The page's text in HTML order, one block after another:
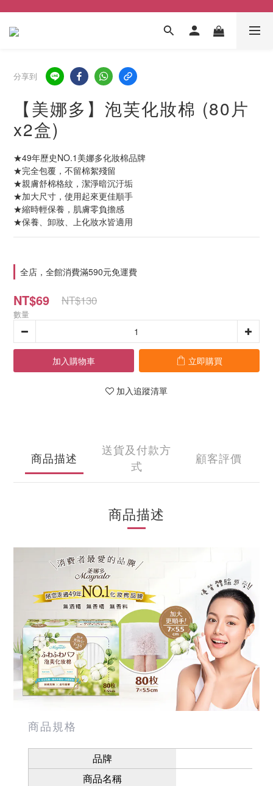
分享到
【美娜多】泡芙化妝棉 (80片
x2盒)
★49年歷史NO.1美娜多化妝棉品牌
★完全包覆，不留棉絮殘留
★親膚舒棉格紋，潔淨暗沉汙垢
★加大尺寸，使用起來更佳順手
★縮時輕保養，肌膚零負擔感
★保養、卸妝、上化妝水皆適用
全店，全館消費滿590元免運費
NT$69 NT$130
數量
加入購物車 立即購買
加入追蹤清單
商品描述
送貨及付款方
式
顧客評價
商品描述
商品規格
品牌
商品名稱